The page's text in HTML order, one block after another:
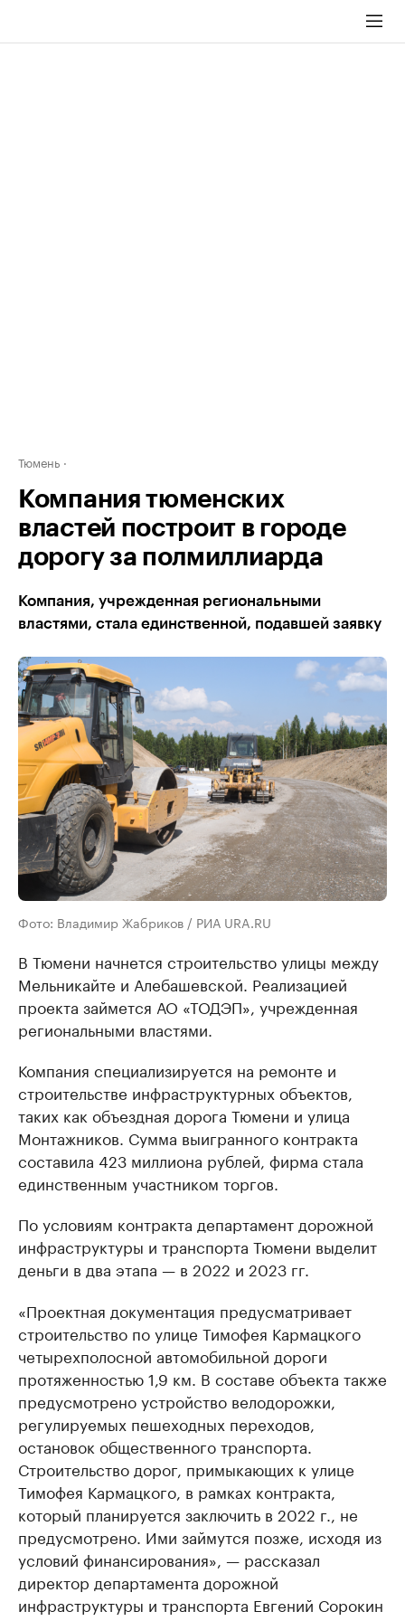
Тюмень
Компания тюменских
властей построит в городе
дорогу за полмиллиарда
Компания, учрежденная региональными
властями, стала единственной, подавшей заявку
Фото: Владимир Жабриков / РИА URA.RU
В Тюмени начнется строительство улицы между
Мельникайте и Алебашевской. Реализацией
проекта займется АО «ТОДЭП», учрежденная
региональными властями.
Компания специализируется на ремонте и
строительстве инфраструктурных объектов,
таких как объездная дорога Тюмени и улица
Монтажников. Сумма выигранного контракта
составила 423 миллиона рублей, фирма стала
единственным участником торгов.
По условиям контракта департамент дорожной
инфраструктуры и транспорта Тюмени выделит
деньги в два этапа — в 2022 и 2023 гг.
«Проектная документация предусматривает
строительство по улице Тимофея Кармацкого
четырехполосной автомобильной дороги
протяженностью 1,9 км. В составе объекта также
предусмотрено устройство велодорожки,
регулируемых пешеходных переходов,
остановок общественного транспорта.
Строительство дорог, примыкающих к улице
Тимофея Кармацкого, в рамках контракта,
который планируется заключить в 2022 г., не
предусмотрено. Ими займутся позже, исходя из
условий финансирования», — рассказал
директор департамента дорожной
инфраструктуры и транспорта Евгений Сорокин